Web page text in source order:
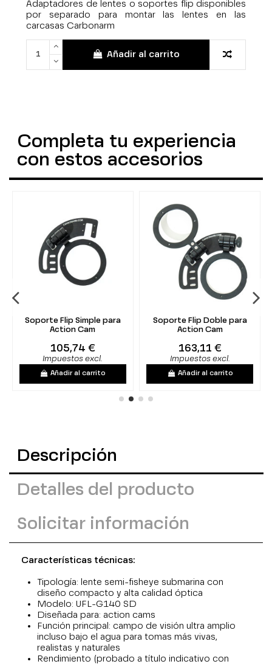
Adaptadores de lentes o soportes flip disponibles
por separado para montar las lentes en las
carcasas Carbonarm
Añadir al carrito
Completa tu experiencia
con estos accesorios
Soporte Flip Simple para
Action Cam
105,74 €
Impuestos excl.
Añadir al carrito
Soporte Flip Doble para
Action Cam
163,11 €
Impuestos excl.
Añadir al carrito
Descripción
Detalles del producto
Solicitar información
Características técnicas:
Tipología: lente semi-fisheye submarina con
diseño compacto y alta calidad óptica
Modelo: UFL-G140 SD
Diseñada para: action cams
Función principal: campo de visión ultra amplio
incluso bajo el agua para tomas más vivas,
realistas y naturales
Rendimiento (probado a título indicativo con